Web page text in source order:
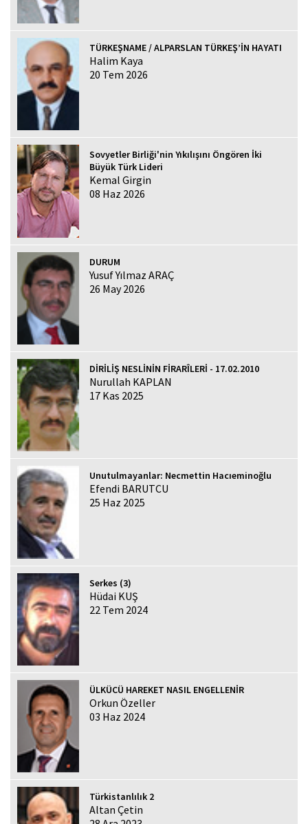
TÜRKEŞNAME / ALPARSLAN TÜRKEŞ’İN HAYATI
Halim Kaya
20 Tem 2026
Sovyetler Birliği'nin Yıkılışını Öngören İki
Büyük Türk Lideri
Kemal Girgin
08 Haz 2026
DURUM
Yusuf Yılmaz ARAÇ
26 May 2026
DİRİLİŞ NESLİNİN FİRARÎLERİ - 17.02.2010
Nurullah KAPLAN
17 Kas 2025
Unutulmayanlar: Necmettin Hacıeminoğlu
Efendi BARUTCU
25 Haz 2025
Serkes (3)
Hüdai KUŞ
22 Tem 2024
ÜLKÜCÜ HAREKET NASIL ENGELLENİR
Orkun Özeller
03 Haz 2024
Türkistanlılık 2
Altan Çetin